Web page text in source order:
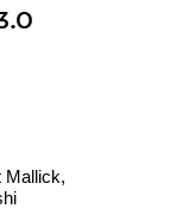
Mallick,